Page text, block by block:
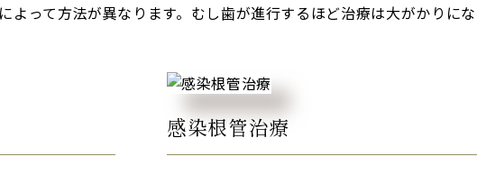
よって方法が異なります。むし歯が進行するほど治療は大がかりに
感染根管治療